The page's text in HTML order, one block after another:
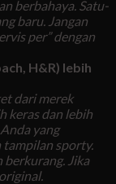
berbahaya. Satu-
baru. Jangan
per” dengan
H&R) lebih
dari merek
keras dan lebih
yang
tampilan sporty.
berkurang. Jika